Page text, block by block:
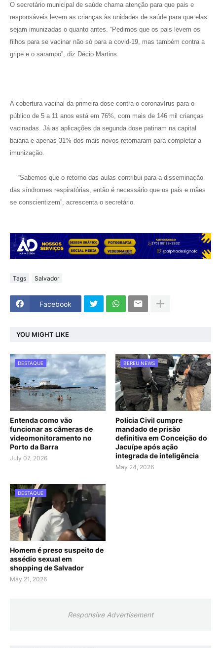
O secretário municipal de saúde chama atenção para que pais e
responsáveis levem as crianças às unidades de saúde para que elas
sejam imunizadas o quanto antes. “Pedimos que os pais levem os
filhos para se vacinar não só para a covid-19, mas também contra a
gripe e o sarampo”, diz Décio Martins.
A cobertura vacinal da primeira dose contra o coronavírus para o
público de 5 a 11 anos está em 76%, com mais de 146 mil crianças
vacinadas. Já as aplicações da segunda dose patinam na capital
baiana e apenas 31% dos mais novos retornaram para completar a
imunização.
“Sabemos que o retorno das aulas contribui para a disseminação
das síndromes respiratórias, então é necessário que os pais e mães
se conscientizem”, acrescenta o secretário.
Tags Salvador
Facebook
YOU MIGHT LIKE
DESTAQUE
Entenda como vão
funcionar as câmeras de
videomonitoramento no
Porto da Barra
July 07, 2026
BEREU NEWS
Polícia Civil cumpre
mandado de prisão
definitiva em Conceição do
Jacuípe após ação
integrada de inteligência
May 24, 2026
DESTAQUE
Homem é preso suspeito de
assédio sexual em
shopping de Salvador
May 21, 2026
Responsive Advertisement